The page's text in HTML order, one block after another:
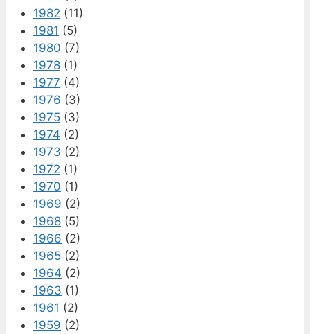
1982 (11)
1981 (5)
1980 (7)
1978 (1)
1977 (4)
1976 (3)
1975 (3)
1974 (2)
1973 (2)
1972 (1)
1970 (1)
1969 (2)
1968 (5)
1966 (2)
1965 (2)
1964 (2)
1963 (1)
1961 (2)
1959 (2)